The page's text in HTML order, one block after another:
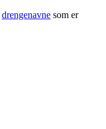
drengenavne som er